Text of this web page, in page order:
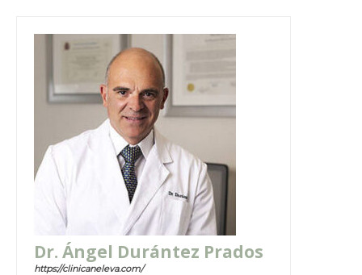
Dr. Ángel Durántez Prados
https://clinicaneleva.com/